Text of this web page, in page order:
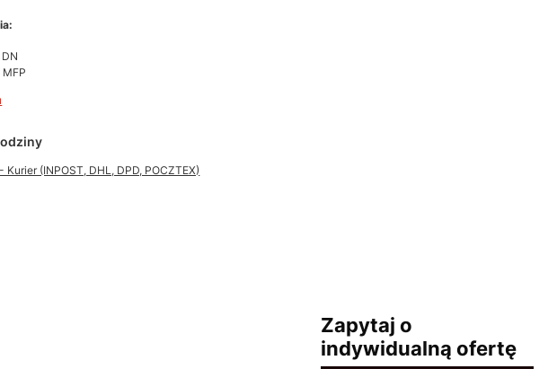
- Kurier (INPOST, DHL, DPD, POCZTEX)
Zapytaj o
indywidualną ofertę